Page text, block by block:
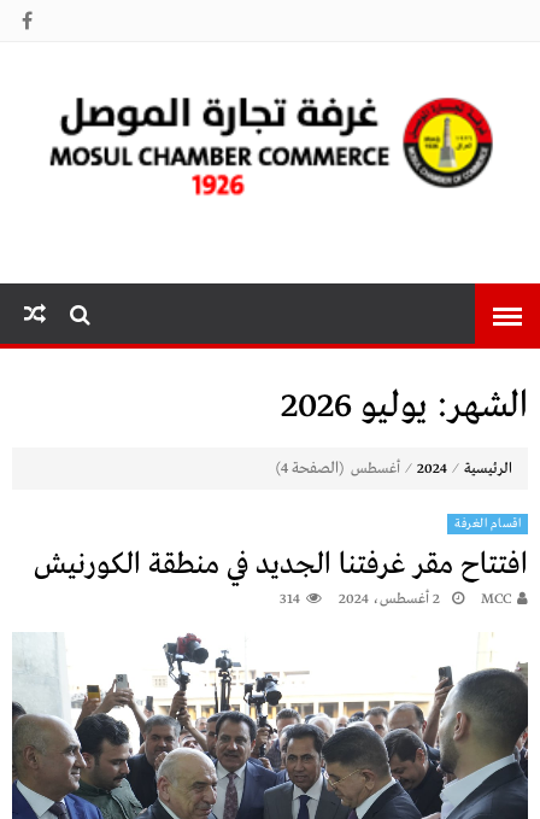
الموصل
الشهر: يوليو 2026
الرئيسية ⁄
2024
⁄ أغسطس (الصفحة 4)
اقسام الغرفة
افتتاح مقر غرفتنا الجديد في منطقة الكورنيش
MCC 2 أغسطس، 2024 314